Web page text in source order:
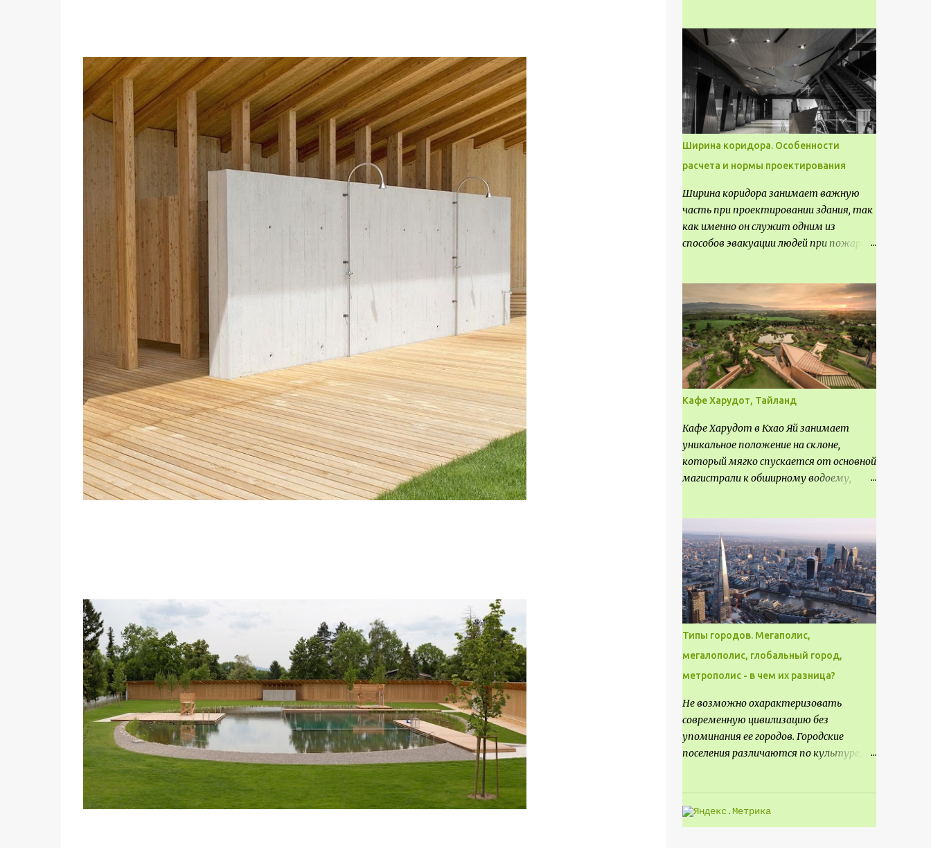
достижений. Как правило, это
относится к международным и
всемирным выставкам. Выставочные
павильоны классифицируют на:
универсальные тематические
временные постоянные передвижные
стационарные Назначение
выставочных павильонов - показ
экспозиции, с целью информации,
пропаганды, рекламы, внедрения новых
технологий, обмен опытом,
привлечения внимания и т.д.
Ширина коридора. Особенности
расчета и нормы проектирования
Ширина коридора занимает важную
часть при проектировании здания, так
как именно он служит одним из
способов эвакуации людей при пожаре.
выполнять правильный расчет. Все
особенности рассмотрим в данной
статье.
Кафе Харудот, Тайланд
Кафе Харудот в Кхао Яй занимает
уникальное положение на склоне,
который мягко спускается от основной
магистрали к обширному водоему,
месте не только потенциал для
создания проекта кафе, но и
возможность обустроить
общедоступную смотровую площадку,
куда прохожие могли бы свободно
попасть, не заходя в само заведение.
Типы городов. Мегаполис,
мегалополис, глобальный город,
метрополис - в чем их разница?
Не возможно охарактеризовать
современную цивилизацию без
упоминания ее городов. Городские
поселения различаются по культуре,
более значимыми на протяжении всего
развития региона. Исторически